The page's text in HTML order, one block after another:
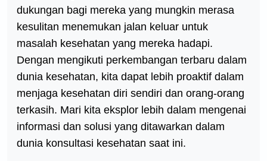
dukungan bagi mereka yang mungkin merasa
kesulitan menemukan jalan keluar untuk
masalah kesehatan yang mereka hadapi.
Dengan mengikuti perkembangan terbaru dalam
dunia kesehatan, kita dapat lebih proaktif dalam
menjaga kesehatan diri sendiri dan orang-orang
terkasih. Mari kita eksplor lebih dalam mengenai
informasi dan solusi yang ditawarkan dalam
dunia konsultasi kesehatan saat ini.